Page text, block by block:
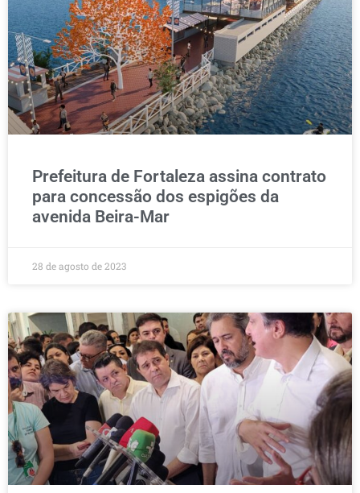
Prefeitura de Fortaleza assina contrato
para concessão dos espigões da
avenida Beira-Mar
28 de agosto de 2023